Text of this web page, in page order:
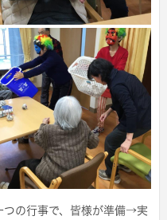
つの行事で、皆様が準備→実